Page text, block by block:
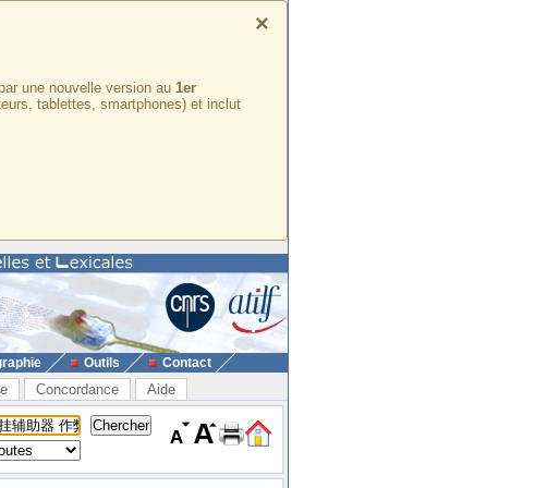
×
une nouvelle version au 1er
tablettes, smartphones) et inclut
Outils Contact
Concordance Aide